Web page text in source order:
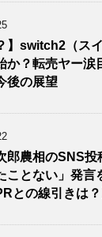
】switch2（ス
か？転売ヤー涙
後の展望
郎農相のSNS投
ことない」発言
との線引きは？